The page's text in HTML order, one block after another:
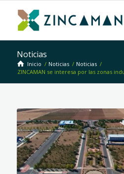
Noticias
Inicio / Noticias / Noticias /
ZINCAMAN se interesa por las zonas